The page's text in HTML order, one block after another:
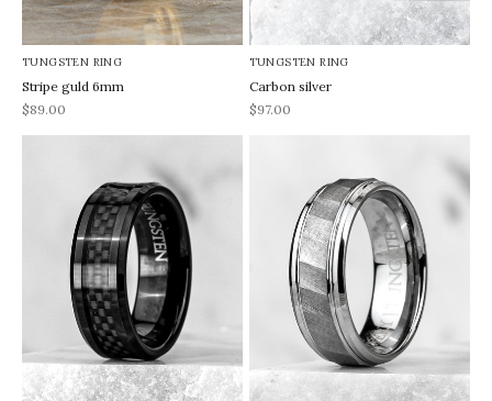
TUNGSTEN RING
Stripe guld 6mm
REA-pris
$89.00
TUNGSTEN RING
Carbon silver
REA-pris
$97.00